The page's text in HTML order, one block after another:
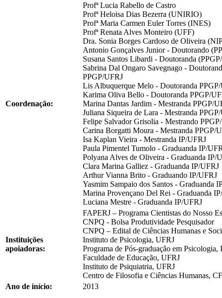
Coordenação:
Profª Lucia Rabello de Castro
Profª Heloisa Dias Bezerra (UNIRIO)
Profª Maria Carmen Euler Torres (INES)
Profª Renata Alves Monteiro (UFF)
Dra. Sonia Borges Cardoso de Oliveira
Antonio Gonçalves Junior - Doutorando
Susana Santos Libardi - Doutoranda
Sabrina Dal Ongaro Savegnago -
PPGP/UFRJ
Lis Albuquerque Melo - Doutoranda
Karima Oliva Bello - Doutoranda PPGP/
Marina Dantas Jardim - Mestranda PPGP/
Juliana Siqueira de Lara - Mestranda
Felipe Salvador Grisolia - Mestrando
Carina Borgatti Moura - Mestranda PPGP/
Isa Kaplan Vieira - Mestranda IP/UFRJ
Paula Pimentel Tumolo - Graduanda IP/
Polyana Alves de Oliveira - Graduanda IP/
Clara Marina Galliez - Graduanda IP/UFRJ
Arthur Vianna Brito - Graduando IP/UFRJ
Yasmim Sampaio dos Santos - Graduanda
Marina Provençano Del Rei - Graduanda
Luciana Mestre - Graduanda IP/UFRJ
Instituições
apoiadoras:
FAPERJ – Programa Cientistas do Nosso
CNPQ - Bolsa Produtividade Pesquisador
CNPQ – Edital de Ciências Humanas e
Instituto de Psicologia, UFRJ
Programa de Pós-graduação em Psicologia,
Faculdade de Educação, UFRJ
Instituto de Psiquiatria, UFRJ
Centro de Filosofia e Ciências Humanas,
Ano de início:
2013